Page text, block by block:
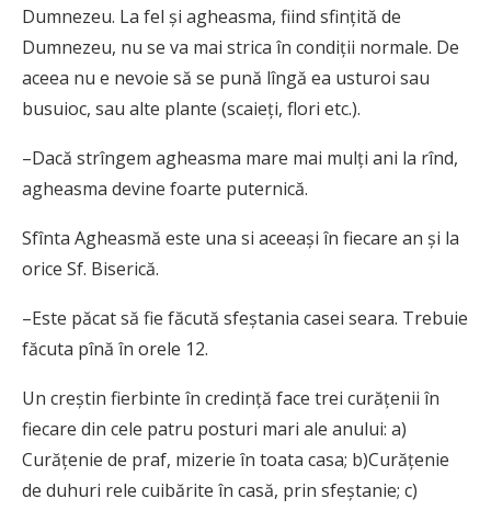
Dumnezeu. La fel şi agheasma, fiind sfinţită de
Dumnezeu, nu se va mai strica în condiţii normale. De
aceea nu e nevoie să se pună lîngă ea usturoi sau
busuioc, sau alte plante (scaieţi, flori etc.).
–Dacă strîngem agheasma mare mai mulţi ani la rînd,
agheasma devine foarte puternică.
Sfînta Agheasmă este una si aceeaşi în fiecare an şi la
orice Sf. Biserică.
–Este păcat să fie făcută sfeştania casei seara. Trebuie
făcuta pînă în orele 12.
Un creştin fierbinte în credinţă face trei curăţenii în
fiecare din cele patru posturi mari ale anului: a)
Curăţenie de praf, mizerie în toata casa; b)Curăţenie
de duhuri rele cuibărite în casă, prin sfeştanie; c)